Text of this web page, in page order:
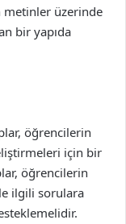
metinler üzerinde
bir yapıda
öğrencilerin
için bir
öğrencilerin
ilgili sorulara